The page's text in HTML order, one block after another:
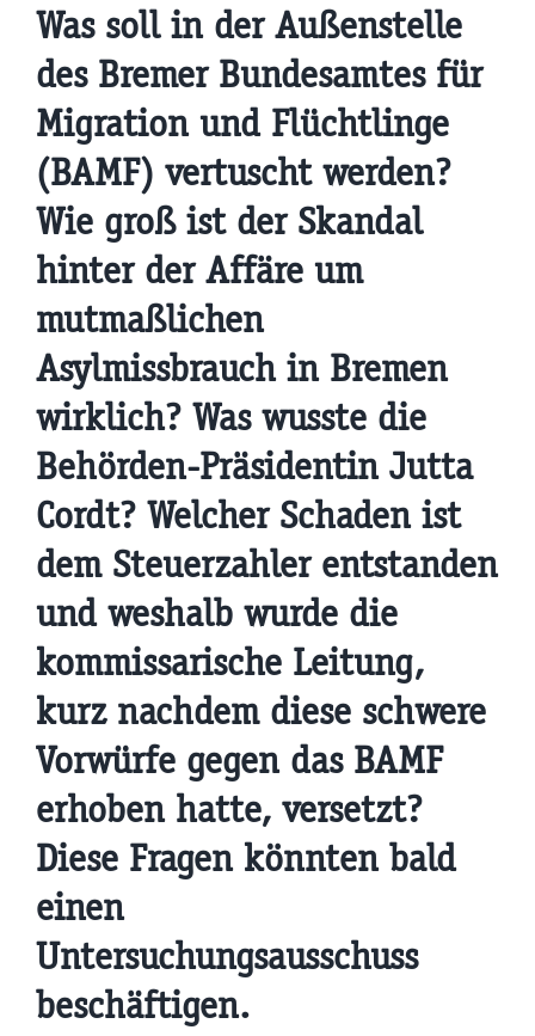
Was soll in der Außenstelle
des Bremer Bundesamtes für
Migration und Flüchtlinge
(BAMF) vertuscht werden?
Wie groß ist der Skandal
hinter der Affäre um
mutmaßlichen
Asylmissbrauch in Bremen
wirklich? Was wusste die
Behörden-Präsidentin Jutta
Cordt? Welcher Schaden ist
dem Steuerzahler entstanden
und weshalb wurde die
kommissarische Leitung,
kurz nachdem diese schwere
Vorwürfe gegen das BAMF
erhoben hatte, versetzt?
Diese Fragen könnten bald
einen
Untersuchungsausschuss
beschäftigen.